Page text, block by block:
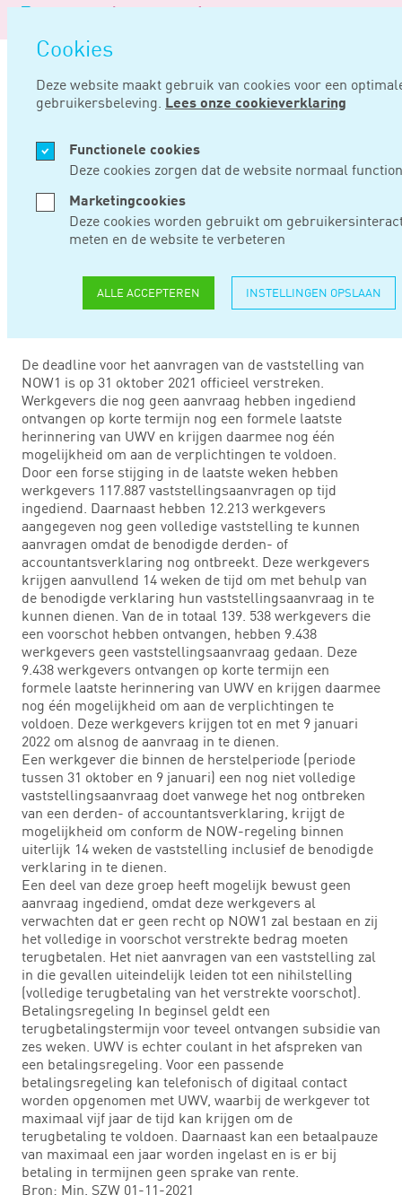
overslaan
Cookies
Deze website maakt gebruik van cookies voor een
gebruikersbeleving. Lees onze cookieverklaring
Functionele cookies
Deze cookies zorgen dat de website normaal
Marketingcookies
Deze cookies worden gebruikt om
meten en de website te verbeteren
ALLE ACCEPTEREN INSTELLINGEN OPSLAAN
Logo
Noord
Negentig
NOV 03, 2021
NOW1: NOG EEN
KANS
De deadline voor het aanvragen van de vaststelling van
NOW1 is op 31 oktober 2021 officieel verstreken.
Werkgevers die nog geen aanvraag hebben ingediend
ontvangen op korte termijn nog een formele laatste
herinnering van UWV en krijgen daarmee nog één
mogelijkheid om aan de verplichtingen te voldoen.
Door een forse stijging in de laatste weken hebben
werkgevers 117.887 vaststellingsaanvragen op tijd
ingediend. Daarnaast hebben 12.213 werkgevers
aangegeven nog geen volledige vaststelling te kunnen
aanvragen omdat de benodigde derden- of
accountantsverklaring nog ontbreekt. Deze werkgevers
krijgen aanvullend 14 weken de tijd om met behulp van
de benodigde verklaring hun vaststellingsaanvraag in te
kunnen dienen. Van de in totaal 139. 538 werkgevers die
een voorschot hebben ontvangen, hebben 9.438
werkgevers geen vaststellingsaanvraag gedaan. Deze
9.438 werkgevers ontvangen op korte termijn een
formele laatste herinnering van UWV en krijgen daarmee
nog één mogelijkheid om aan de verplichtingen te
voldoen. Deze werkgevers krijgen tot en met 9 januari
2022 om alsnog de aanvraag in te dienen.
Een werkgever die binnen de herstelperiode (periode
tussen 31 oktober en 9 januari) een nog niet volledige
vaststellingsaanvraag doet vanwege het nog ontbreken
van een derden- of accountantsverklaring, krijgt de
mogelijkheid om conform de NOW-regeling binnen
uiterlijk 14 weken de vaststelling inclusief de benodigde
verklaring in te dienen.
Een deel van deze groep heeft mogelijk bewust geen
aanvraag ingediend, omdat deze werkgevers al
verwachten dat er geen recht op NOW1 zal bestaan en zij
het volledige in voorschot verstrekte bedrag moeten
terugbetalen. Het niet aanvragen van een vaststelling zal
in die gevallen uiteindelijk leiden tot een nihilstelling
(volledige terugbetaling van het verstrekte voorschot).
Betalingsregeling In beginsel geldt een
terugbetalingstermijn voor teveel ontvangen subsidie van
zes weken. UWV is echter coulant in het afspreken van
een betalingsregeling. Voor een passende
betalingsregeling kan telefonisch of digitaal contact
worden opgenomen met UWV, waarbij de werkgever tot
maximaal vijf jaar de tijd kan krijgen om de
terugbetaling te voldoen. Daarnaast kan een betaalpauze
van maximaal een jaar worden ingelast en is er bij
betaling in termijnen geen sprake van rente.
Bron: Min. SZW 01-11-2021